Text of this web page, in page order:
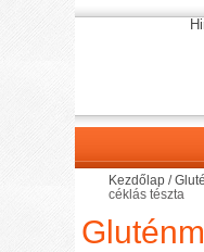
Kezdőlap /
céklás tészta